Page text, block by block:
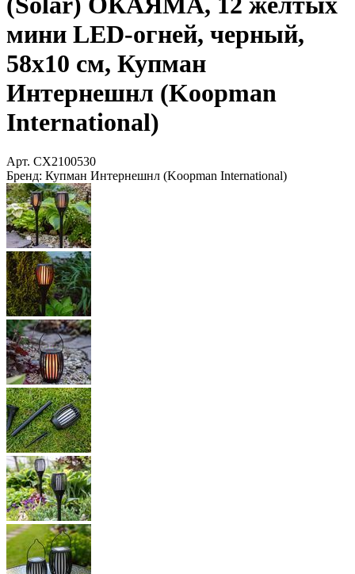
мини LED-огней, черный,
58х10 см, Купман
Интернешнл (Koopman
International)
Арт. CX2100530
Бренд: Купман Интернешнл (Koopman International)